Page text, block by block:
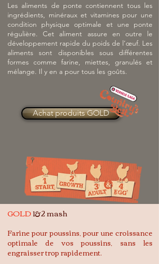
Les aliments de ponte contiennent tous les
ingrédients, minéraux et vitamines pour une
condition physique optimale et une ponte
régulière. Cet aliment assure en outre le
développement rapide du poids de l’œuf. Les
aliments sont disponibles sous différentes
formes comme farine, miettes, granulés et
mélange. Il y en a pour tous les goûts.
Achat produits GOLD
GOLD1&2 mash
Farine pour poussins, pour une croissance
optimale de vos poussins, sans les
engraisser trop rapidement.